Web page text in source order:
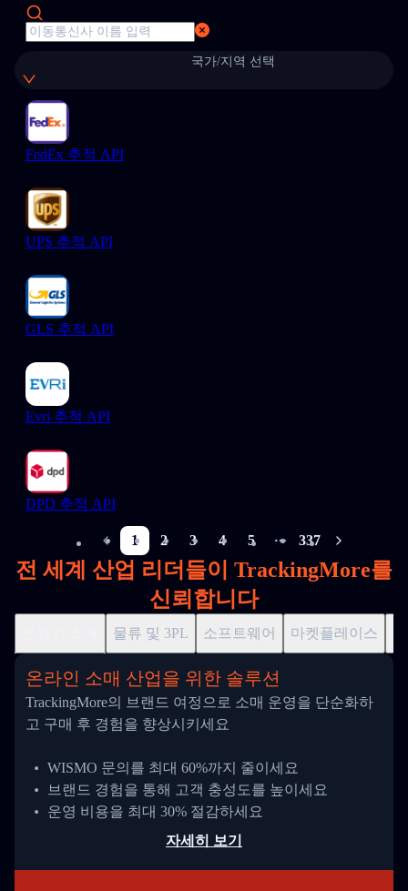
국가/지역 선택
FedEx 추적 API
UPS 추적 API
GLS 추적 API
Evri 추적 API
DPD 추적 API
1 2 3 4 5
More pages
337
전 세계 산업 리더들이 TrackingMore를
신뢰합니다
물류 및 3PL 소프트웨어 마켓플레이스
온라인 소매 산업을 위한 솔루션
TrackingMore의 브랜드 여정으로 소매 운영을 단순화하
고 구매 후 경험을 향상시키세요
WISMO 문의를 최대 60%까지 줄이세요
브랜드 경험을 통해 고객 충성도를 높이세요
운영 비용을 최대 30% 절감하세요
자세히 보기